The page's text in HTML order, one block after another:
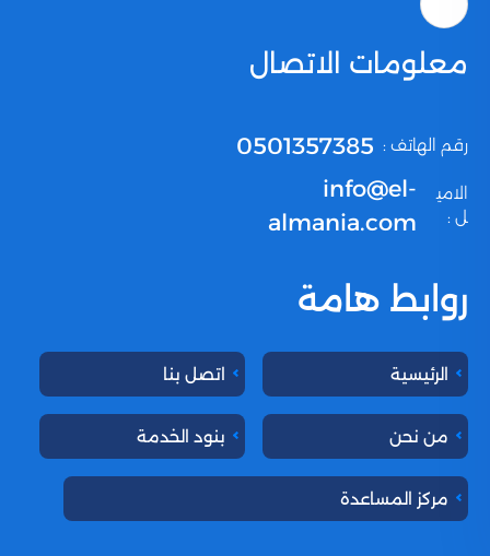
معلومات الاتصال
رقم الهاتف : 0501357385
الامي
ل :
info@el-
almania.com
روابط هامة
الرئيسية اتصل بنا
من نحن بنود الخدمة
مركز المساعدة